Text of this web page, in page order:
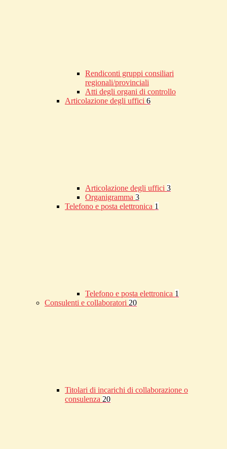
Rendiconti gruppi consiliari
regionali/provinciali
Atti degli organi di controllo
Articolazione degli uffici 6
Articolazione degli uffici 3
Organigramma 3
Telefono e posta elettronica 1
Telefono e posta elettronica 1
Consulenti e collaboratori 20
Titolari di incarichi di collaborazione o
consulenza 20